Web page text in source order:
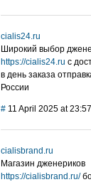
cialis24.ru
Широкий выбор
https://cialis24.ru с
в день заказа
России
# 11 April 2025 at 23:57
cialisbrand.ru
Магазин дженериков
https://cialisbrand.ru/